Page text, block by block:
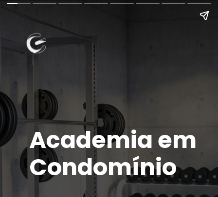
Academia em
Condomínio